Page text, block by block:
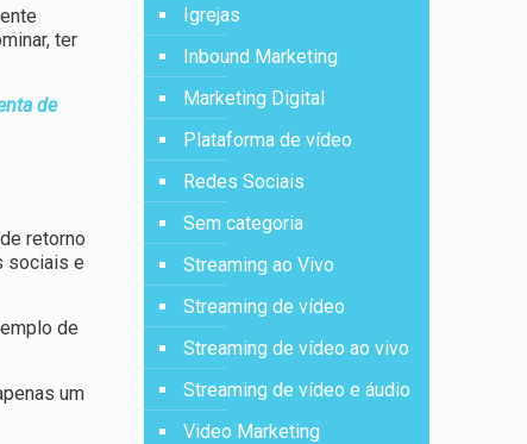
ter
de
retorno
sociais e
de
um
Igrejas
Inbound Marketing
Marketing Digital
Plataforma de vídeo
Redes Sociais
Sem categoria
Streaming ao Vivo
Streaming de vídeo
Streaming de vídeo ao vivo
Streaming de vídeo e áudio
Video Marketing